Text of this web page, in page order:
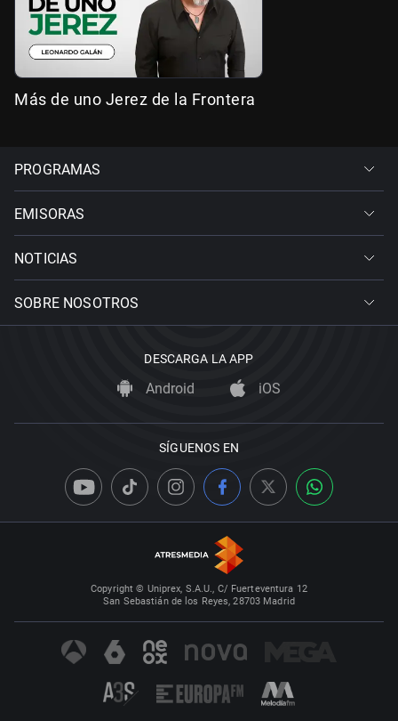
Más de uno Jerez de la Frontera
PROGRAMAS
EMISORAS
NOTICIAS
SOBRE NOSOTROS
DESCARGA LA APP
Android iOS
SÍGUENOS EN
Copyright © Uniprex, S.A.U., C/ Fuerteventura 12
San Sebastián de los Reyes, 28703 Madrid